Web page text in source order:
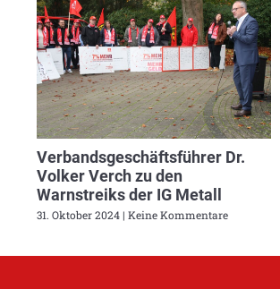
Verbandsgeschäftsführer Dr.
Volker Verch zu den
Warnstreiks der IG Metall
31. Oktober 2024 Keine Kommentare